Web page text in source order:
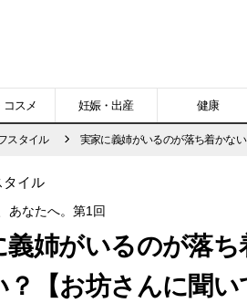
コスメ 妊娠・出産 健康
スタイル 実家に義姉がいるのが落ち着かな
タイル
あなたへ。第1回
義姉がいるのが落
？【お坊さんに聞い